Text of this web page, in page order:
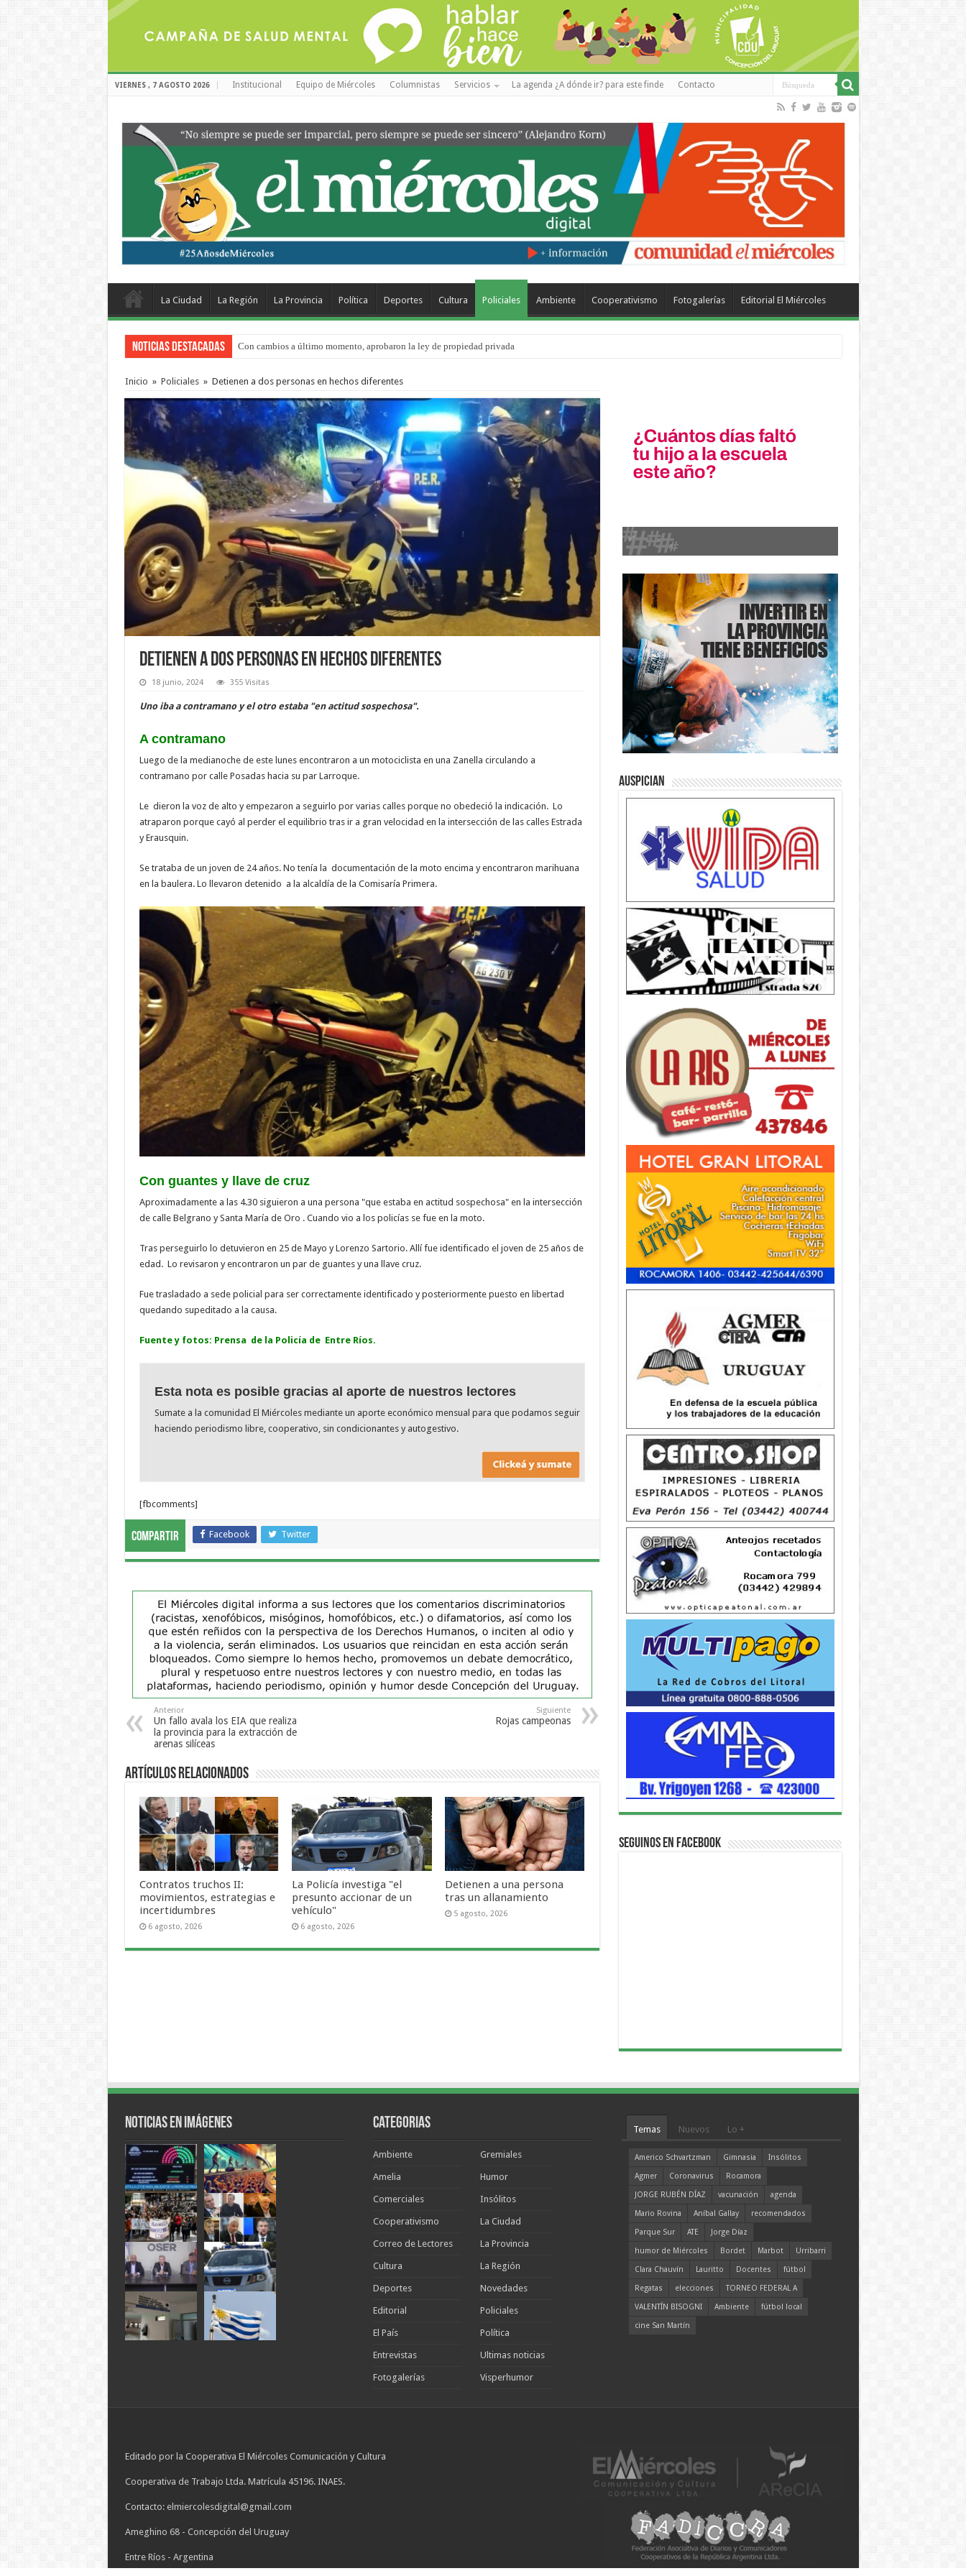
VIERNES , 7 AGOSTO 2026 Institucional Equipo de Miércoles Columnistas Servicios La agenda ¿A dónde ir? para este finde Contacto
La Ciudad La Región La Provincia Política Deportes Cultura Policiales Ambiente Cooperativismo Fotogalerías Editorial El Miércoles
Noticias Destacadas Del viernes 7 al domingo 9 de agosto: la agenda ¿A dónde ir? para este finde
Inicio » Policiales » Detienen a dos personas en hechos diferentes
Detienen a dos personas en hechos diferentes
18 junio, 2024 355 Visitas
Uno iba a contramano y el otro estaba "en actitud sospechosa".
A contramano
Luego de la medianoche de este lunes encontraron a un motociclista en una Zanella circulando a
contramano por calle Posadas hacia su par Larroque.
Le dieron la voz de alto y empezaron a seguirlo por varias calles porque no obedeció la indicación. Lo
atraparon porque cayó al perder el equilibrio tras ir a gran velocidad en la intersección de las calles Estrada
y Erausquin.
Se trataba de un joven de 24 años. No tenía la documentación de la moto encima y encontraron marihuana
en la baulera. Lo llevaron detenido a la alcaldía de la Comisaría Primera.
Con guantes y llave de cruz
Aproximadamente a las 4.30 siguieron a una persona "que estaba en actitud sospechosa" en la intersección
de calle Belgrano y Santa María de Oro . Cuando vio a los policías se fue en la moto.
Tras perseguirlo lo detuvieron en 25 de Mayo y Lorenzo Sartorio. Allí fue identificado el joven de 25 años de
edad. Lo revisaron y encontraron un par de guantes y una llave cruz.
Fue trasladado a sede policial para ser correctamente identificado y posteriormente puesto en libertad
quedando supeditado a la causa.
Fuente y fotos: Prensa de la Policía de Entre Ríos.
Esta nota es posible gracias al aporte de nuestros lectores
Sumate a la comunidad El Miércoles mediante un aporte económico mensual para que podamos seguir
haciendo periodismo libre, cooperativo, sin condicionantes y autogestivo.
[fbcomments]
Compartir Facebook Twitter
Anterior
Un fallo avala los EIA que realiza
la provincia para la extracción de
arenas silíceas
Siguiente
Rojas campeonas
Artículos Relacionados
Contratos truchos II:
movimientos, estrategias e
incertidumbres
6 agosto, 2026
La Policía investiga "el
presunto accionar de un
vehículo"
6 agosto, 2026
Detienen a una persona
tras un allanamiento
5 agosto, 2026
Auspician
Seguinos en Facebook
Noticias en Imágenes Categorias
Ambiente
Amelia
Comerciales
Cooperativismo
Correo de Lectores
Cultura
Deportes
Editorial
El País
Entrevistas
Fotogalerías
Gremiales
Humor
Insólitos
La Ciudad
La Provincia
La Región
Novedades
Policiales
Política
Ultimas noticias
Visperhumor
Temas Nuevos Lo +
Americo Schvartzman Gimnasia
Insólitos
Agmer
Coronavirus
Rocamora
JORGE RUBÉN DÍAZ
vacunación
agenda
Mario Rovina
Aníbal Gallay
recomendados
Parque Sur
ATE
Jorge Díaz
humor de Miércoles
Bordet Marbot
Urribarri
Clara Chauvín
Lauritto Docentes
fútbol
Regatas
elecciones
TORNEO FEDERAL A
VALENTÍN BISOGNI
Ambiente
fútbol local
cine San Martín
Editado por la Cooperativa El Miércoles Comunicación y Cultura
Cooperativa de Trabajo Ltda. Matrícula 45196. INAES.
Contacto: elmiercolesdigital@gmail.com
Ameghino 68 - Concepción del Uruguay
Entre Ríos - Argentina